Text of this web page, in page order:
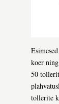
koer
50
tollerite